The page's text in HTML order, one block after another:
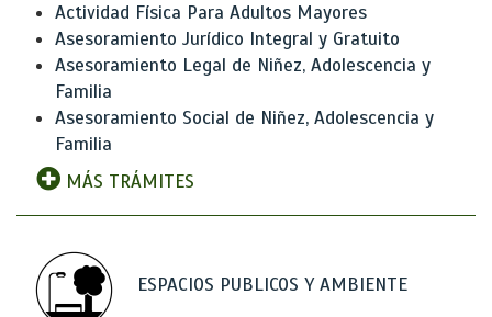
Actividad Física Para Adultos Mayores
Asesoramiento Jurídico Integral y Gratuito
Asesoramiento Legal de Niñez, Adolescencia y
Familia
Asesoramiento Social de Niñez, Adolescencia y
Familia
MÁS TRÁMITES
ESPACIOS PUBLICOS Y AMBIENTE